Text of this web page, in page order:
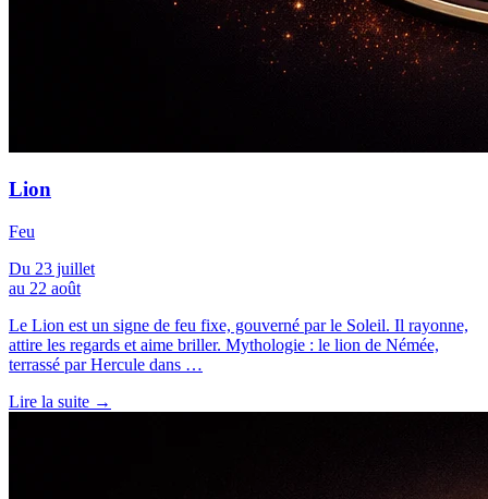
Lion
Feu
Du 23 juillet
au 22 août
Le Lion est un signe de feu fixe, gouverné par le Soleil. Il rayonne,
attire les regards et aime briller. Mythologie : le lion de Némée,
terrassé par Hercule dans …
Lire la suite →